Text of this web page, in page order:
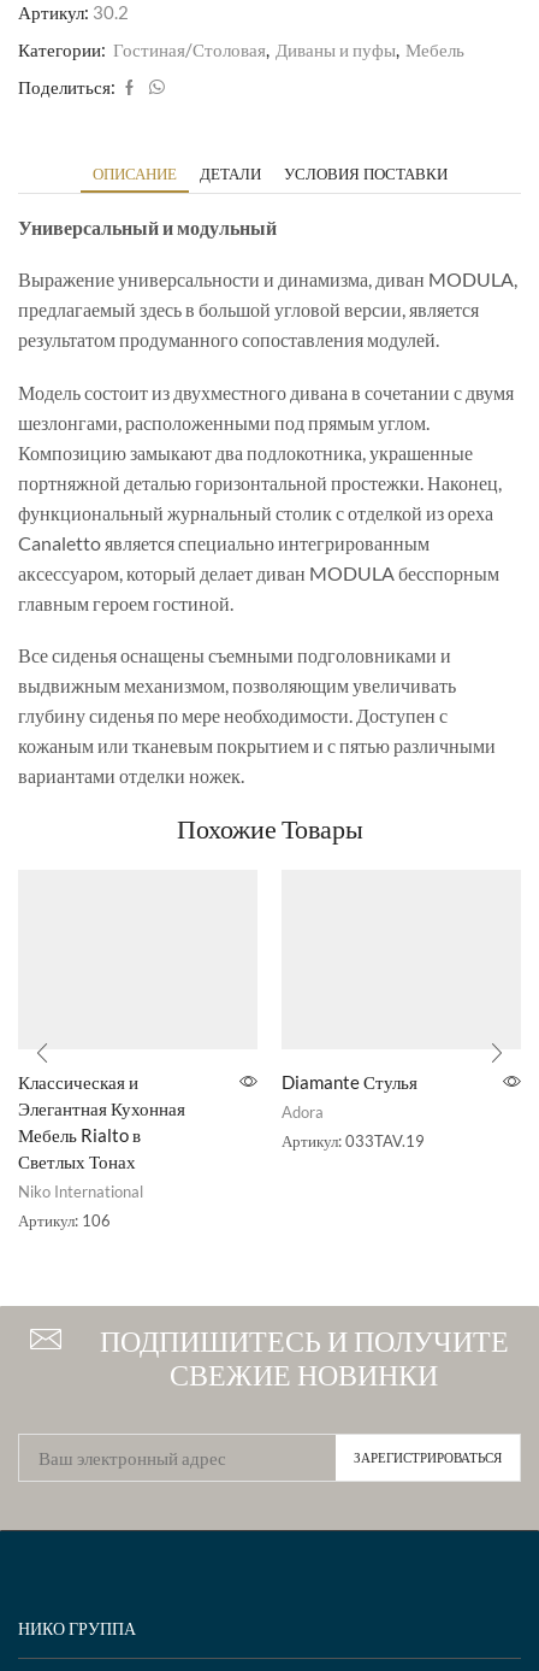
Артикул: 30.2
Категории: Гостиная/Столовая, Диваны и пуфы, Мебель
Поделиться:
ОПИСАНИЕ ДЕТАЛИ УСЛОВИЯ ПОСТАВКИ
Универсальный и модульный
Выражение универсальности и динамизма, диван MODULA,
предлагаемый здесь в большой угловой версии, является
результатом продуманного сопоставления модулей.
Модель состоит из двухместного дивана в сочетании с двумя
шезлонгами, расположенными под прямым углом.
Композицию замыкают два подлокотника, украшенные
портняжной деталью горизонтальной простежки. Наконец,
функциональный журнальный столик с отделкой из ореха
Canaletto является специально интегрированным
аксессуаром, который делает диван MODULA бесспорным
главным героем гостиной.
Все сиденья оснащены съемными подголовниками и
выдвижным механизмом, позволяющим увеличивать
глубину сиденья по мере необходимости. Доступен с
кожаным или тканевым покрытием и с пятью различными
вариантами отделки ножек.
Похожие Товары
Классическая и
Элегантная Кухонная
Мебель Rialto в
Светлых Тонах
Niko International
Артикул: 106
Diamante Стулья
Adora
Артикул:033TAV.19
ПОДПИШИТЕСЬ И ПОЛУЧИТЕ
СВЕЖИЕ НОВИНКИ
НИКО ГРУППА